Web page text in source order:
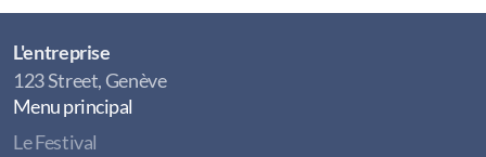
L'entreprise
123 Street, Genève
Menu principal
Le Festival